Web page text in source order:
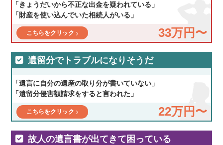
「きょうだいから不正な出金を疑われている」
「財産を使い込んでいた相続人がいる」
33万円〜
こちらをクリック
遺留分でトラブルになりそうだ
「遺言に自分の遺産の取り分が書いていない」
「遺留分侵害額請求をすると言われた」
22万円〜
こちらをクリック
故人の遺言書が出てきて困っている